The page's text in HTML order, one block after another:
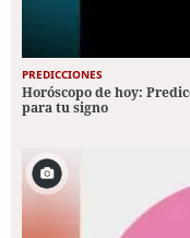
PREDICCIONES
Horóscopo de hoy:
para tu signo